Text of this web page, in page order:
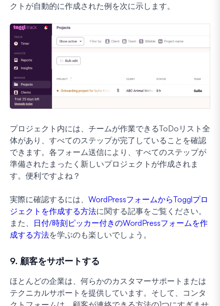
クトが自動的に作成された例を次に示します。
プロジェクト内には、チームが作業できるToDoリスト全
体があり、すべてのステップが完了していることを確認
できます。各フォーム送信により、すべてのステップが
準備されたまったく新しいプロジェクトが作成されま
す。便利ですよね？
実際に確認するには、 WordPressフォームからTogglプロ
ジェクトを作成する方法に関する記事をご覧ください。
また、 日付/時刻ピッカー付きのWordPressフォームを作
成する方法を学ぶのも楽しいでしょう。
9. 顧客をサポートする
ほとんどの企業は、何らかのカスタマーサポートまたは
テクニカルサポートを提供しています。そして、コンタ